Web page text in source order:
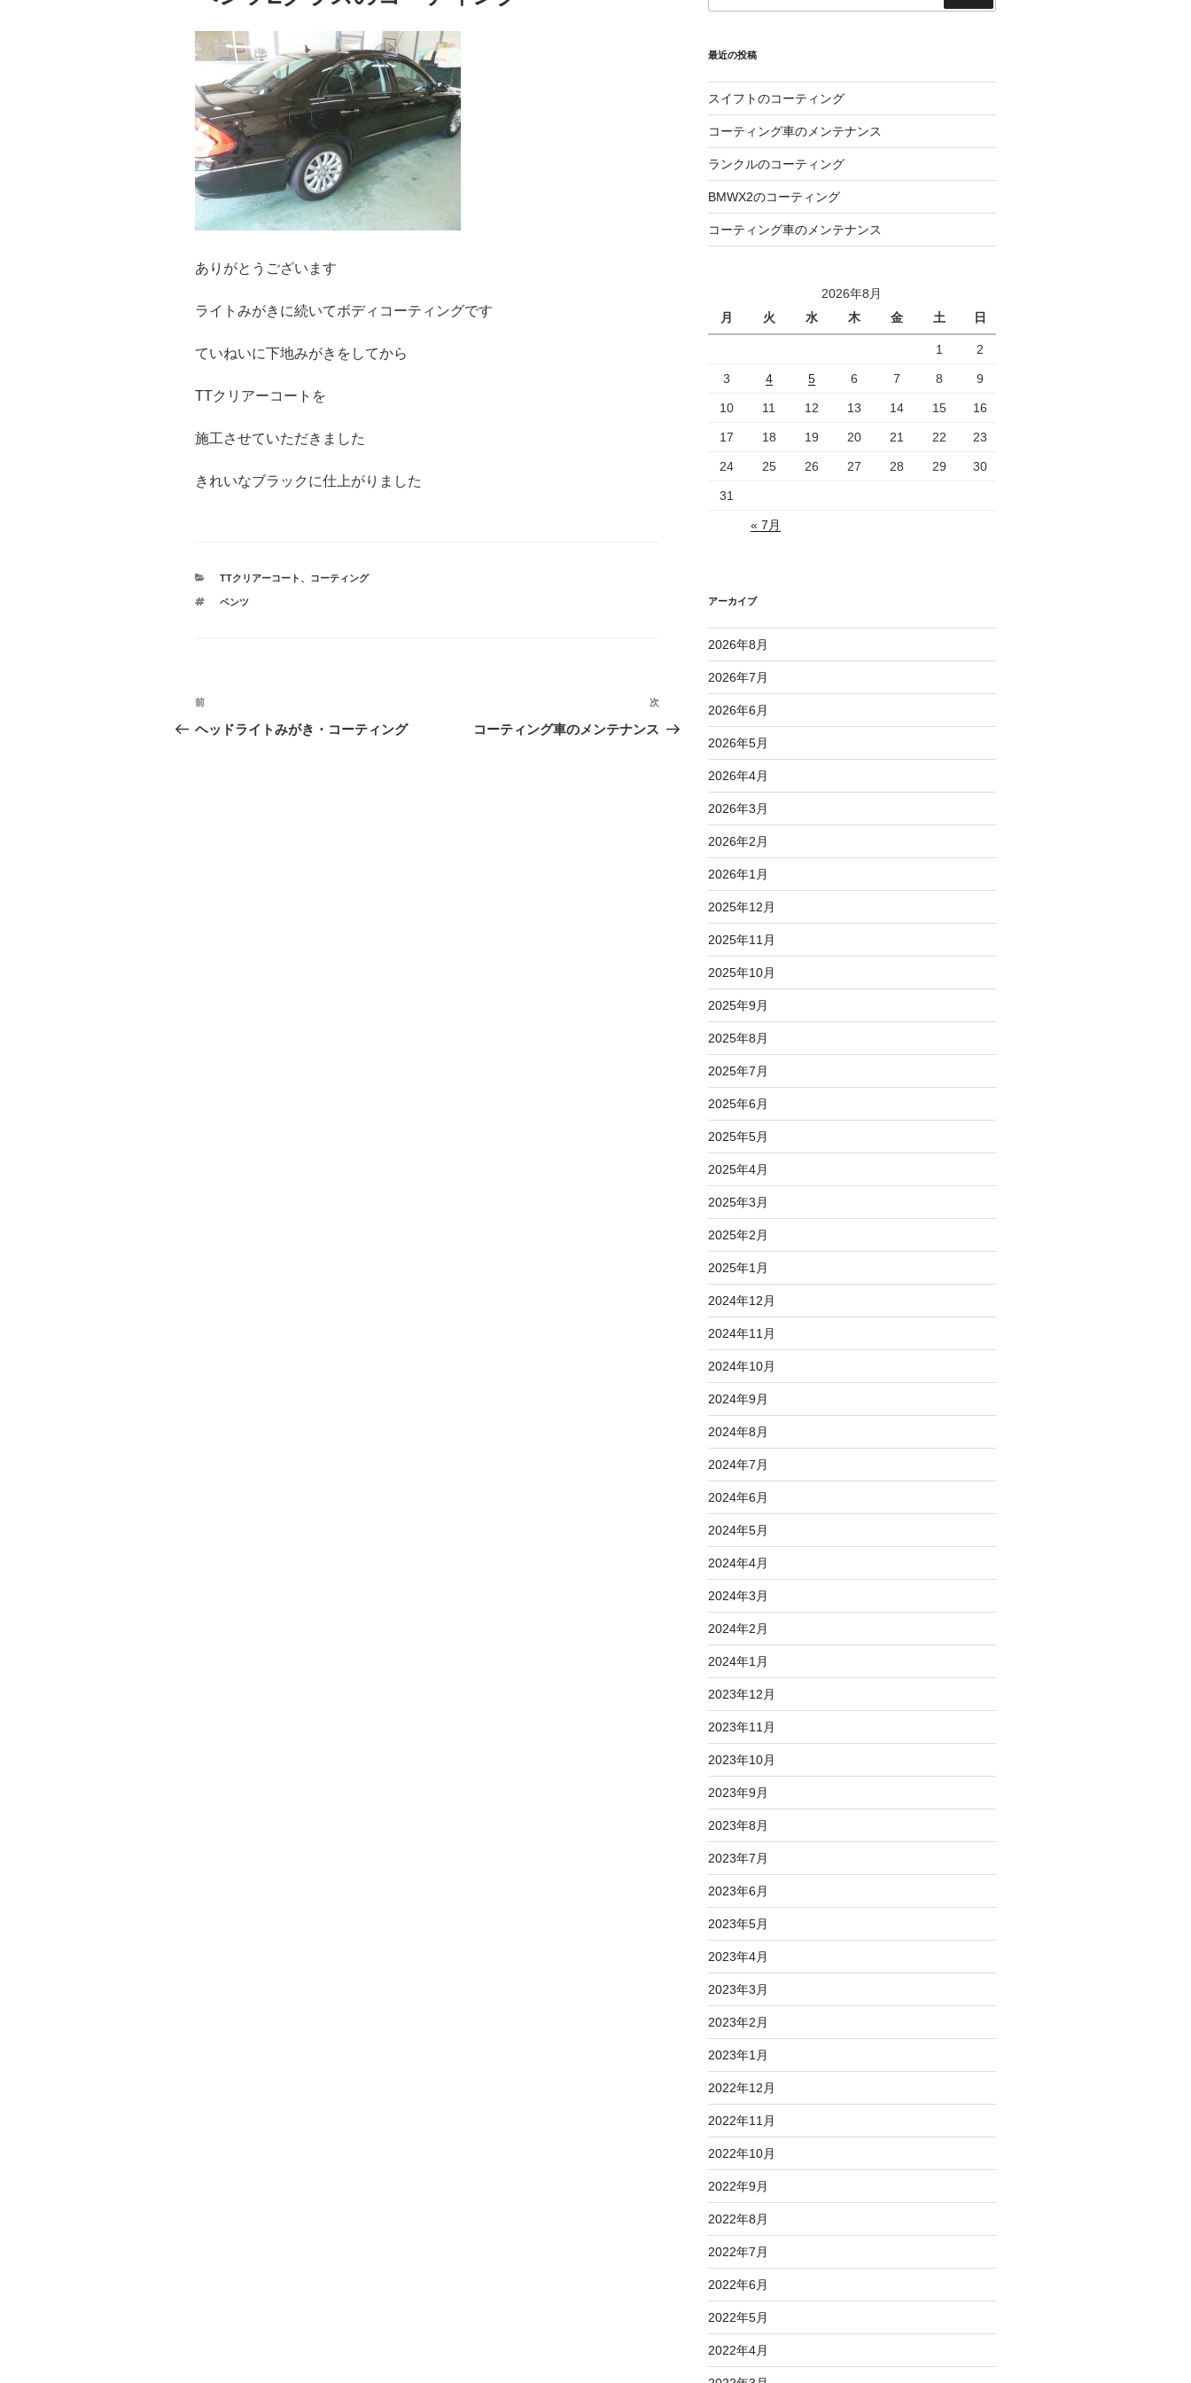
ありがとうございます
ライトみがきに続いてボディコーティングです
ていねいに下地みがきをしてから
TTクリアーコートを
施工させていただきました
きれいなブラックに仕上がりました
カ
ゴ
TTクリアーコート 、 コーティング
タ
ベンツ
投
稿
前
の
前
ヘッドライトみがき・コーティング
次
の
次
コーティング車のメンテナンス
索
最近の投稿
スイフトのコーティング
コーティング車のメンテナンス
ランクルのコーティング
BMWX2のコーティング
コーティング車のメンテナンス
2026年8月
月
火 水 木 金 土 日
1 2
3 4 5 6 7 8 9
10 11 12 13 14 15 16
17 18 19 20 21 22 23
24 25 26 27 28 29 30
31
« 7月
アーカイブ
2026年8月
2026年7月
2026年6月
2026年5月
2026年4月
2026年3月
2026年2月
2026年1月
2025年12月
2025年11月
2025年10月
2025年9月
2025年8月
2025年7月
2025年6月
2025年5月
2025年4月
2025年3月
2025年2月
2025年1月
2024年12月
2024年11月
2024年10月
2024年9月
2024年8月
2024年7月
2024年6月
2024年5月
2024年4月
2024年3月
2024年2月
2024年1月
2023年12月
2023年11月
2023年10月
2023年9月
2023年8月
2023年7月
2023年6月
2023年5月
2023年4月
2023年3月
2023年2月
2023年1月
2022年12月
2022年11月
2022年10月
2022年9月
2022年8月
2022年7月
2022年6月
2022年5月
2022年4月